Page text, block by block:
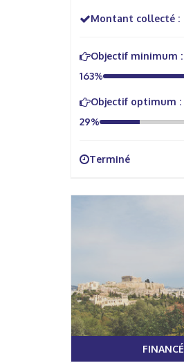
montagne
Montant collecté :
Objectif minimum :
163%
Objectif optimum :
29%
Terminé
FINANCÉ